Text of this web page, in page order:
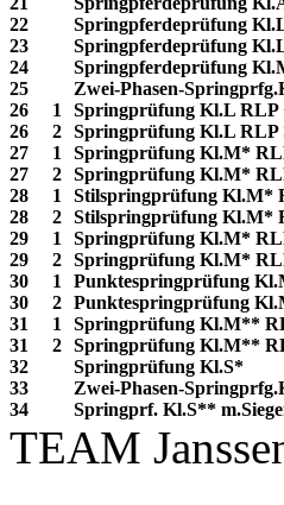
22
Springpferdeprüfung
23
Springpferdeprüfung
24
Springpferdeprüfung
25
Zwei-Phasen-
26
1
Springprüfung Kl.L RLP
26
2 Springprüfung Kl.L RLP
27
1
Springprüfung Kl.M*
27
2 Springprüfung Kl.M*
28
1
Stilspringprüfung Kl.M*
28
2 Stilspringprüfung Kl.M*
29
1
Springprüfung Kl.M*
29
2 Springprüfung Kl.M*
30
1
Punktespringprüfung
30
2 Punktespringprüfung
31
1
Springprüfung Kl.M**
31
2 Springprüfung Kl.M**
32
Springprüfung Kl.S*
33
Zwei-Phasen-
34
Springprf. Kl.S**
TEAM